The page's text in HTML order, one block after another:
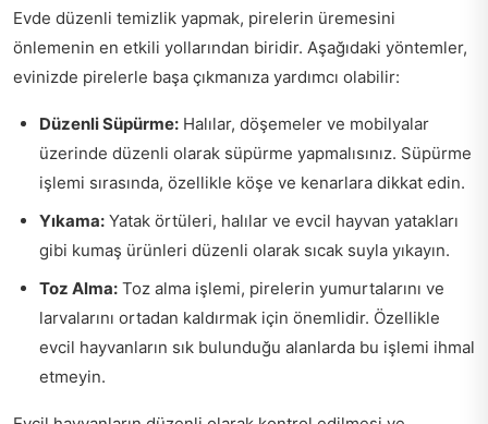
Evde düzenli temizlik yapmak, pirelerin üremesini
önlemenin en etkili yollarından biridir. Aşağıdaki yöntemler,
evinizde pirelerle başa çıkmanıza yardımcı olabilir:
Düzenli Süpürme: Halılar, döşemeler ve mobilyalar
üzerinde düzenli olarak süpürme yapmalısınız. Süpürme
işlemi sırasında, özellikle köşe ve kenarlara dikkat edin.
Yıkama: Yatak örtüleri, halılar ve evcil hayvan yatakları
gibi kumaş ürünleri düzenli olarak sıcak suyla yıkayın.
Toz Alma: Toz alma işlemi, pirelerin yumurtalarını ve
larvalarını ortadan kaldırmak için önemlidir. Özellikle
evcil hayvanların sık bulunduğu alanlarda bu işlemi ihmal
etmeyin.